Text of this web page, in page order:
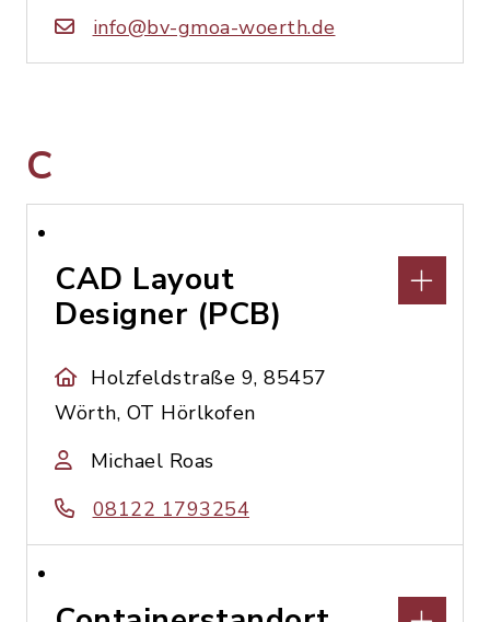
info@bv-gmoa-woerth.de
C
CAD Layout
Designer (PCB)
Holzfeldstraße 9, 85457
Wörth, OT Hörlkofen
Michael Roas
08122 1793254